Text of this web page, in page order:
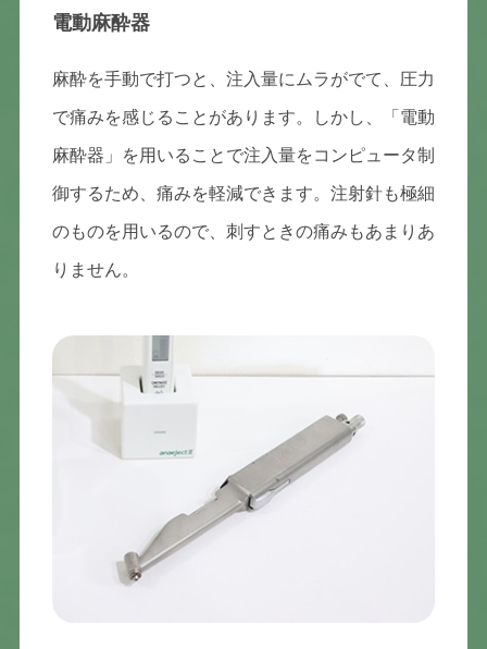
電動麻酔器
麻酔を手動で打つと、注入量にムラがでて、圧力
で痛みを感じることがあります。しかし、「電動
麻酔器」を用いることで注入量をコンピュータ制
御するため、痛みを軽減できます。注射針も極細
のものを用いるので、刺すときの痛みもあまりあ
りません。